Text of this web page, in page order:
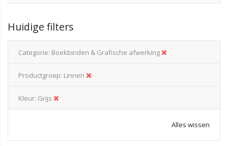
Huidige filters
Categorie Boekbinden & Grafische afwerking
Productgroep Linnen
Kleur Grijs
Alles wissen